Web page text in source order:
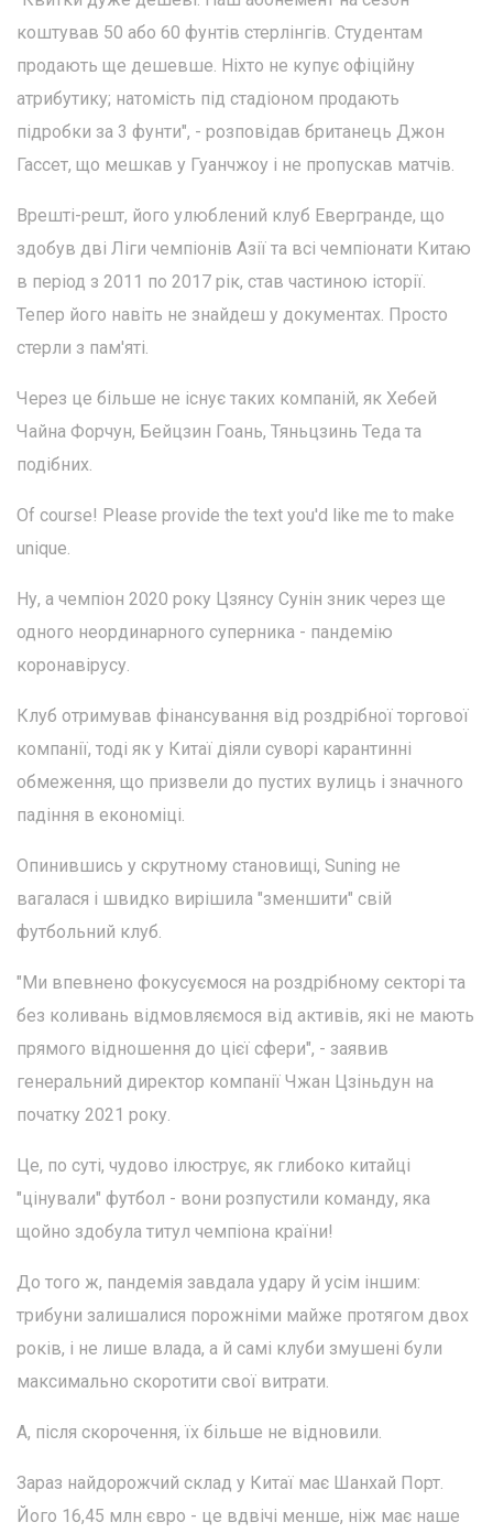
коштував 50 або 60 фунтів стерлінгів. Студентам
продають ще дешевше. Ніхто не купує офіційну
атрибутику; натомість під стадіоном продають
підробки за 3 фунти", - розповідав британець Джон
Гассет, що мешкав у Гуанчжоу і не пропускав матчів.
Врешті-решт, його улюблений клуб Евергранде, що
здобув дві Ліги чемпіонів Азії та всі чемпіонати Китаю
в період з 2011 по 2017 рік, став частиною історії.
Тепер його навіть не знайдеш у документах. Просто
стерли з пам'яті.
Через це більше не існує таких компаній, як Хебей
Чайна Форчун, Бейцзин Гоань, Тяньцзинь Теда та
подібних.
Of course! Please provide the text you'd like me to make
unique.
Ну, а чемпіон 2020 року Цзянсу Сунін зник через ще
одного неординарного суперника - пандемію
коронавірусу.
Клуб отримував фінансування від роздрібної торгової
компанії, тоді як у Китаї діяли суворі карантинні
обмеження, що призвели до пустих вулиць і значного
падіння в економіці.
Опинившись у скрутному становищі, Suning не
вагалася і швидко вирішила "зменшити" свій
футбольний клуб.
"Ми впевнено фокусуємося на роздрібному секторі та
без коливань відмовляємося від активів, які не мають
прямого відношення до цієї сфери", - заявив
генеральний директор компанії Чжан Цзіньдун на
початку 2021 року.
Це, по суті, чудово ілюструє, як глибоко китайці
"цінували" футбол - вони розпустили команду, яка
щойно здобула титул чемпіона країни!
До того ж, пандемія завдала удару й усім іншим:
трибуни залишалися порожніми майже протягом двох
років, і не лише влада, а й самі клуби змушені були
максимально скоротити свої витрати.
А, після скорочення, їх більше не відновили.
Зараз найдорожчий склад у Китаї має Шанхай Порт.
Його 16,45 млн євро - це вдвічі менше, ніж має наше